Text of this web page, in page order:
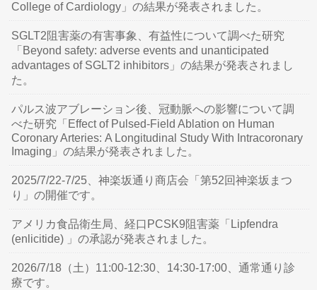
College of Cardiology」の結果が発表されました。
SGLT2阻害薬の有害事象、有益性について調べた研究
「Beyond safety: adverse events and unanticipated
advantages of SGLT2 inhibitors」の結果が発表されまし
た。
パルス波アブレーション後、冠動脈への影響について調
べた研究「Effect of Pulsed-Field Ablation on Human
Coronary Arteries: A Longitudinal Study With Intracoronary
Imaging」の結果が発表されました。
2025/7/22-7/25、神楽坂通り商店会「第52回神楽坂まつ
り」の開催です。
アメリカ食品衛生局、経口PCSK9阻害薬「Lipfendra
(enlicitide) 」の承認が発表されました。
2026/7/18（土）11:00-12:30、14:30-17:00、通常通り診
療です。